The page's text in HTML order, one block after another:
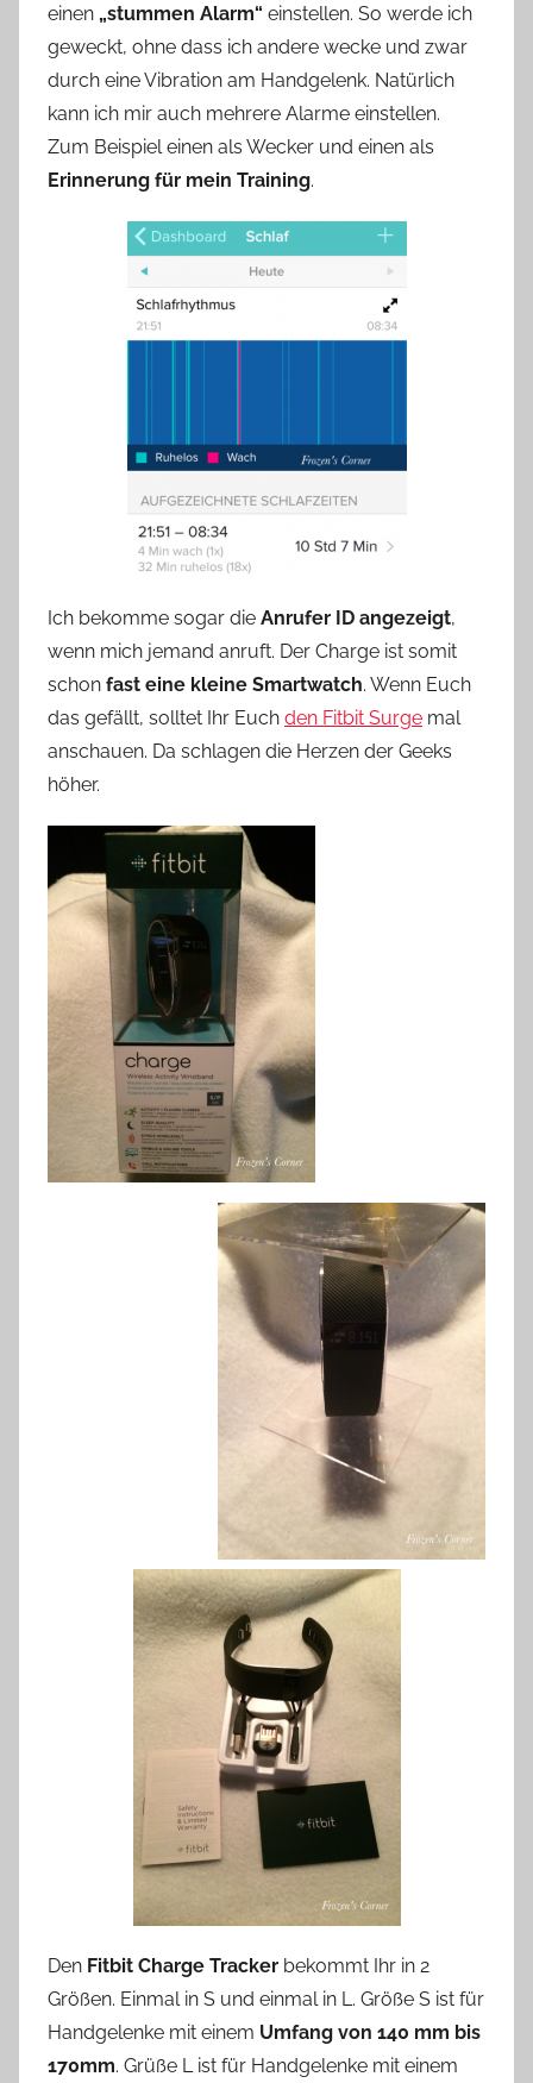
einen „stummen Alarm“ einstellen. So werde ich
geweckt, ohne dass ich andere wecke und zwar
durch eine Vibration am Handgelenk. Natürlich
kann ich mir auch mehrere Alarme einstellen.
Zum Beispiel einen als Wecker und einen als
Erinnerung für mein Training.
Ich bekomme sogar die Anrufer ID angezeigt,
wenn mich jemand anruft. Der Charge ist somit
schon fast eine kleine Smartwatch. Wenn Euch
das gefällt, solltet Ihr Euch den Fitbit Surge mal
anschauen. Da schlagen die Herzen der Geeks
höher.
Den Fitbit Charge Tracker bekommt Ihr in 2
Größen. Einmal in S und einmal in L. Größe S ist für
Handgelenke mit einem Umfang von 140 mm bis
170mm. Grüße L ist für Handgelenke mit einem